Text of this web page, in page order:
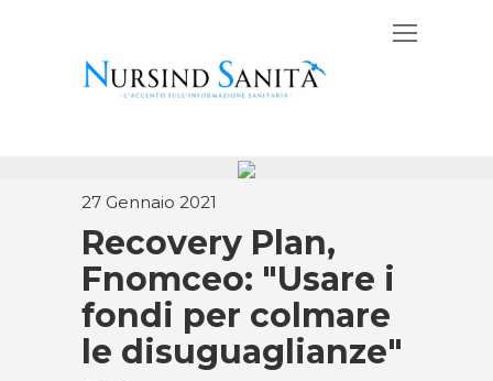
27 Gennaio 2021
Recovery Plan,
Fnomceo: "Usare i
fondi per colmare
le disuguaglianze"